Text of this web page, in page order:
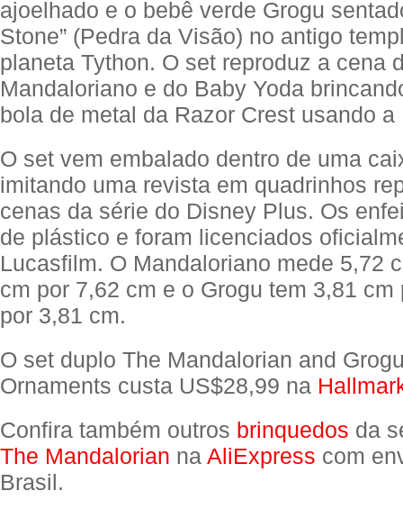
ajoelhado e o bebê verde Grogu
Stone” (Pedra da Visão) no antigo
planeta Tython. O set reproduz a cena
Mandaloriano e do Baby Yoda
bola de metal da Razor Crest usando a
O set vem embalado dentro de uma
imitando uma revista em quadrinhos
cenas da série do Disney Plus. Os
de plástico e foram licenciados
Lucasfilm. O Mandaloriano mede 5,72
cm por 7,62 cm e o Grogu tem 3,81 cm
por 3,81 cm.
O set duplo The Mandalorian and
Ornaments custa US$28,99 na
Confira também outros brinquedos da
The Mandalorian na AliExpress com
Brasil.